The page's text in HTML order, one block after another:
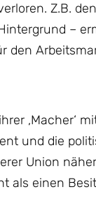
Z.B.
–
den
‚Macher‘
und die
Union
als einen